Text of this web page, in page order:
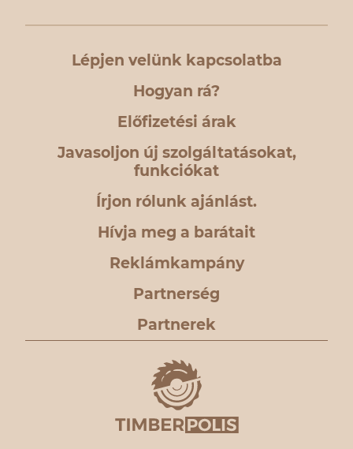
Lépjen velünk kapcsolatba
Hogyan rá?
Előfizetési árak
Javasoljon új szolgáltatásokat,
funkciókat
Írjon rólunk ajánlást.
Hívja meg a barátait
Reklámkampány
Partnerség
Partnerek